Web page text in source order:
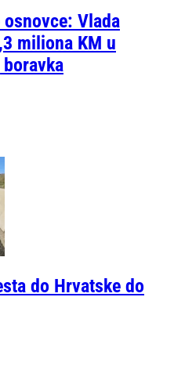
Vlada
miliona KM u
do Hrvatske do